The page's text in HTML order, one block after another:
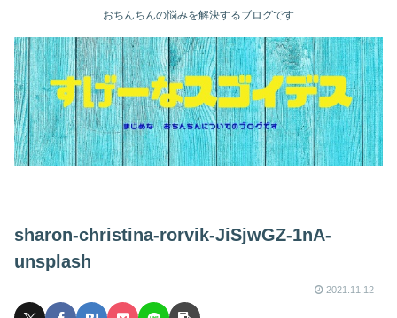
おちんちんの悩みを解決するブログです
sharon-christina-rorvik-JiSjwGZ-1nA-
unsplash
2021.11.12